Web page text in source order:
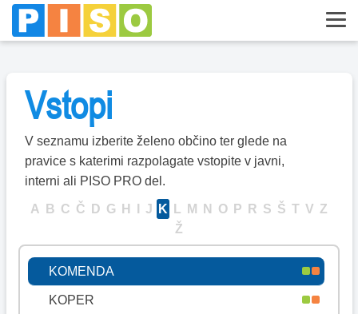
Vstopi
V seznamu izberite želeno občino ter glede na
pravice s katerimi razpolagate vstopite v javni,
interni ali PISO PRO del.
A B C Č D G H J K L M N O P R S Š T V Z
Ž
JEZERSKO
KANAL OB SOČI
KIDRIČEVO
KOBARID
KOBILJE
KOČEVJE
KOMEN
KOMENDA
KOPER